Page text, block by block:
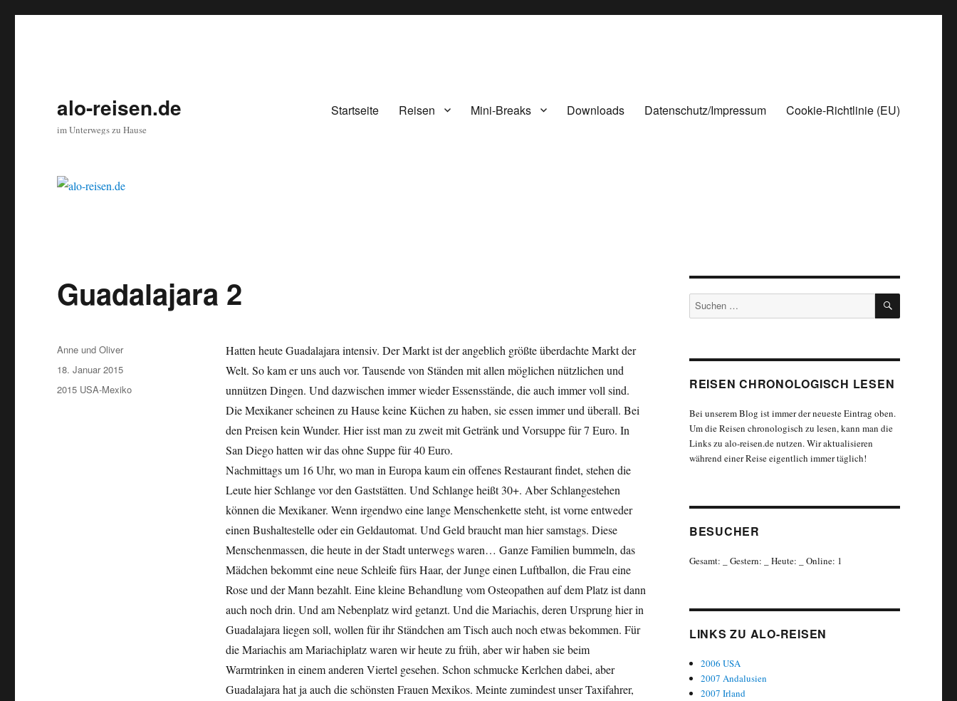
alo-reisen.de
im Unterwegs zu Hause
Startseite Reisen Mini-Breaks Downloads Datenschutz/Impressum Cookie-Richtlinie (EU)
Guadalajara 2
Hatten heute Guadalajara intensiv. Der Markt ist der angeblich größte überdachte Markt der
Welt. So kam er uns auch vor. Tausende von Ständen mit allen möglichen nützlichen und
unnützen Dingen. Und dazwischen immer wieder Essensstände, die auch immer voll sind.
Die Mexikaner scheinen zu Hause keine Küchen zu haben, sie essen immer und überall. Bei
den Preisen kein Wunder. Hier isst man zu zweit mit Getränk und Vorsuppe für 7 Euro. In
San Diego hatten wir das ohne Suppe für 40 Euro.
Nachmittags um 16 Uhr, wo man in Europa kaum ein offenes Restaurant findet, stehen die
Leute hier Schlange vor den Gaststätten. Und Schlange heißt 30+. Aber Schlangestehen
können die Mexikaner. Wenn irgendwo eine lange Menschenkette steht, ist vorne entweder
einen Bushaltestelle oder ein Geldautomat. Und Geld braucht man hier samstags. Diese
Menschenmassen, die heute in der Stadt unterwegs waren… Ganze Familien bummeln, das
Mädchen bekommt eine neue Schleife fürs Haar, der Junge einen Luftballon, die Frau eine
Rose und der Mann bezahlt. Eine kleine Behandlung vom Osteopathen auf dem Platz ist dann
auch noch drin. Und am Nebenplatz wird getanzt. Und die Mariachis, deren Ursprung hier in
Guadalajara liegen soll, wollen für ihr Ständchen am Tisch auch noch etwas bekommen. Für
die Mariachis am Mariachiplatz waren wir heute zu früh, aber wir haben sie beim
Warmtrinken in einem anderen Viertel gesehen. Schon schmucke Kerlchen dabei, aber
Guadalajara hat ja auch die schönsten Frauen Mexikos. Meinte zumindest unser Taxifahrer,
Autor
Anne und Oliver
Veröffentlicht
am
18. Januar 2015
Kategorien
2015 USA-Mexiko
Suchen
nach:
SUCHEN
REISEN CHRONOLOGISCH LESEN
Bei unserem Blog ist immer der neueste Eintrag oben.
Um die Reisen chronologisch zu lesen, kann man die
Links zu alo-reisen.de nutzen. Wir aktualisieren
während einer Reise eigentlich immer täglich!
BESUCHER
Gesamt: Gestern: Heute: Online: 1
LINKS ZU ALO-REISEN
2006 USA
2007 Andalusien
2007 Irland